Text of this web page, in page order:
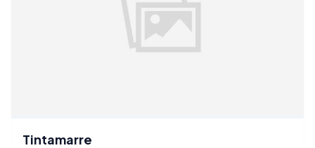
Tintamarre